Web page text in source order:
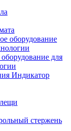
для
Индикатор
стержень